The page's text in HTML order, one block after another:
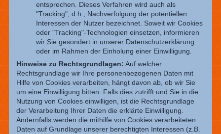
entsprechen. Dieses Verfahren wird auch als
"Tracking", d.h., Nachverfolgung der potentiellen
Interessen der Nutzer bezeichnet. Soweit wir Cookies
oder "Tracking"-Technologien einsetzen, informieren
wir Sie gesondert in unserer Datenschutzerklärung
oder im Rahmen der Einholung einer Einwilligung.
Hinweise zu Rechtsgrundlagen: Auf welcher
Rechtsgrundlage wir Ihre personenbezogenen Daten mit
Hilfe von Cookies verarbeiten, hängt davon ab, ob wir Sie
um eine Einwilligung bitten. Falls dies zutrifft und Sie in die
Nutzung von Cookies einwilligen, ist die Rechtsgrundlage
der Verarbeitung Ihrer Daten die erklärte Einwilligung.
Andernfalls werden die mithilfe von Cookies verarbeiteten
Daten auf Grundlage unserer berechtigten Interessen (z.B.